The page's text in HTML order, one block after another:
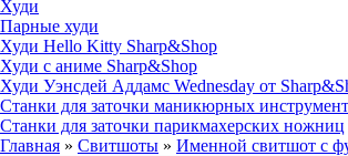
Худи
Парные худи
Худи Hello Kitty Sharp&Shop
Худи с аниме Sharp&Shop
Худи Уэнсдей Аддамс Wednesday от
Станки для заточки маникюрных
Станки для заточки парикмахерских ножниц
Главная » Свитшоты » Именной свитшот с